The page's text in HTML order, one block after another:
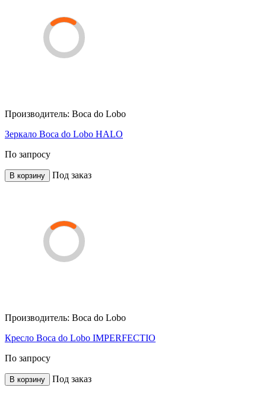
Производитель: Boca do Lobo
Зеркало Boca do Lobo HALO
По запросу
В корзину Под заказ
Производитель: Boca do Lobo
Кресло Boca do Lobo IMPERFECTIO
По запросу
В корзину Под заказ